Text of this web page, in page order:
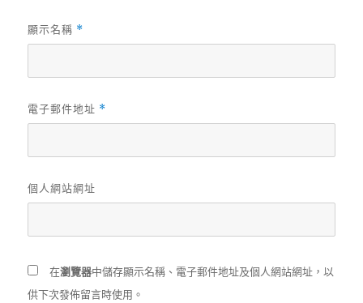
顯示名稱 *
電子郵件地址 *
個人網站網址
在瀏覽器中儲存顯示名稱、電子郵件地址及個人網站網址，以
供下次發佈留言時使用。